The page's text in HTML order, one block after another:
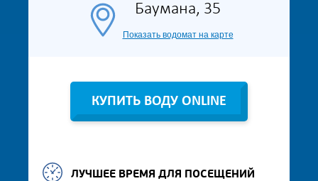
Баумана, 35
Показать водомат на карте
КУПИТЬ ВОДУ ONLINE
ЛУЧШЕЕ ВРЕМЯ ДЛЯ ПОСЕЩЕНИЙ